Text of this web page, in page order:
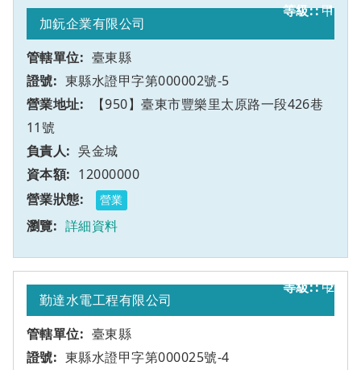
1
加鈨企業有限公司
臺東縣
東縣水證甲字第000002號-5
【950】臺東市豐樂里太原路一段426巷
11號
甲
吳金城
12000000
營業
詳細資料
2
勤達水電工程有限公司
臺東縣
東縣水證甲字第000025號-4
甲